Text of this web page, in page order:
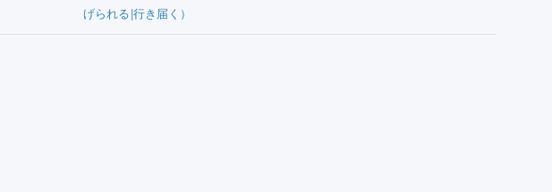
げられる|行き届く）